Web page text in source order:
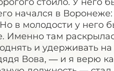
начался в
в молодости у него
Именно там
и удерживать
Вова, — и я верю